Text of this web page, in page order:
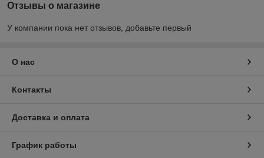
Отзывы о магазине
У компании пока нет отзывов, добавьте первый
О нас
Контакты
Доставка и оплата
График работы